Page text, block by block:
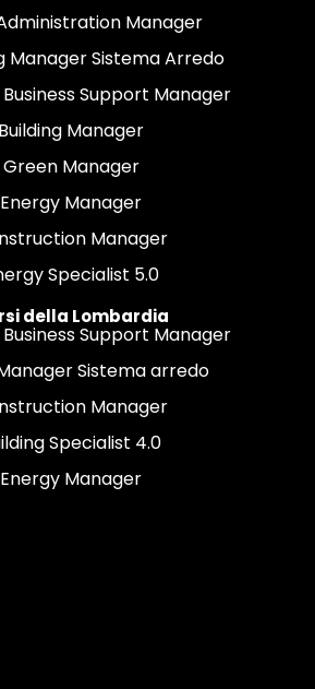
Manager
Manager Sistema Arredo
Support Manager
Building Manager
Green Manager
Energy Manager
Manager
Specialist 5.0
della Lombardia
Support Manager
Sistema arredo
Manager
Specialist 4.0
Energy Manager